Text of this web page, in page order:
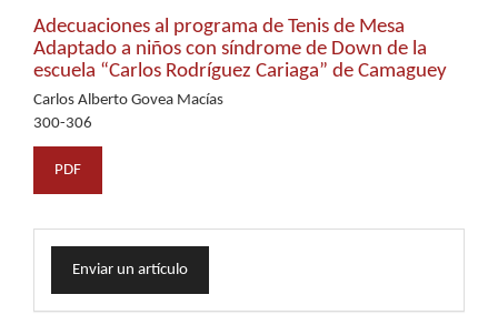
Adecuaciones al programa de Tenis de Mesa
Adaptado a niños con síndrome de Down de la
escuela “Carlos Rodríguez Cariaga” de Camaguey
Carlos Alberto Govea Macías
300-306
PDF
Enviar
unEnviar un artículo